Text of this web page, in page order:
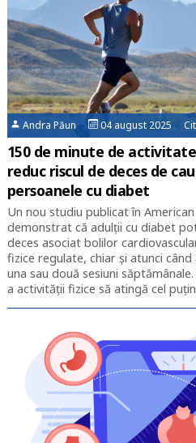
Andra Păun 04 august 2025
150 de minute de
reduc riscul de deces de
persoanele cu diabet
Un nou studiu publicat în
demonstrat că adulții cu diabet
deces asociat bolilor
fizice regulate, chiar și atunci
una sau două sesiuni
a activității fizice să atingă cel